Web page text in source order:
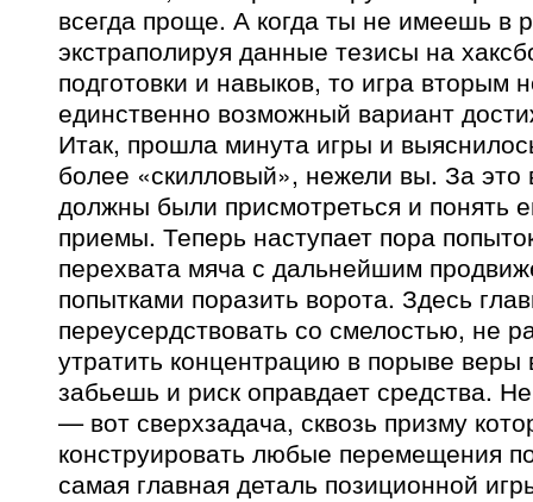
всегда проще. А когда ты не имеешь в
экстраполируя данные тезисы на
подготовки и навыков, то игра
единственно возможный вариант
Итак, прошла минута игры и
более «скилловый», нежели вы. За
должны были присмотреться и понять
приемы. Теперь наступает пора
перехвата мяча с дальнейшим
попытками поразить ворота. Здесь
переусердствовать со смелостью, не
утратить концентрацию в порыве веры
забьешь и риск оправдает средства.
— вот сверхзадача, сквозь призму
конструировать любые перемещения
самая главная деталь позиционной